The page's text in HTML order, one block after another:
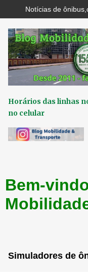
Pular
Horários das linhas
no celular
Notícias de
Bem-
Simuladores de